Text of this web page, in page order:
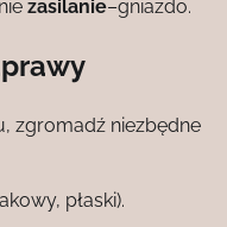
zasilanie–gniazdo.
zgromadź niezbędne
płaski).